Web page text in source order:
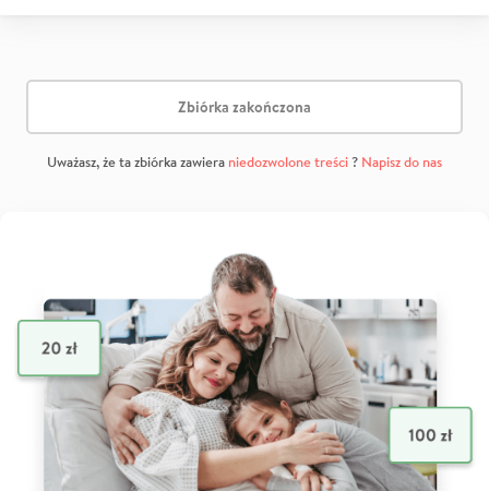
Zbiórka zakończona
Uważasz, że ta zbiórka zawiera niedozwolone treści? Napisz do nas